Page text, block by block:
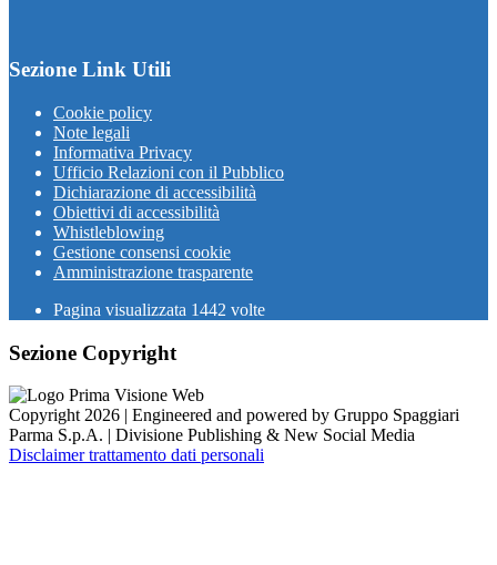
Sezione Link Utili
Cookie policy
Note legali
Informativa Privacy
Ufficio Relazioni con il Pubblico
Dichiarazione di accessibilità
Obiettivi di accessibilità
Whistleblowing
Gestione consensi cookie
Amministrazione trasparente
Pagina visualizzata 1442 volte
Sezione Copyright
Copyright 2026 | Engineered and powered by Gruppo Spaggiari
Parma S.p.A. | Divisione Publishing & New Social Media
Disclaimer trattamento dati personali